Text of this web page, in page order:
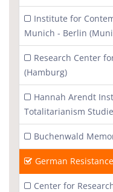
Institute for
Munich - Berlin
Research Center
(Hamburg)
Hannah Arendt
Totalitarianism
Buchenwald
German
Center for